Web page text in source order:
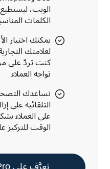
الويب،
الكلمات
يمكنك اختيار
لعلامتك
كنت تردّ على
تواجه العملاء
تساعدك
التلقائية على
على العملاء
الوقت